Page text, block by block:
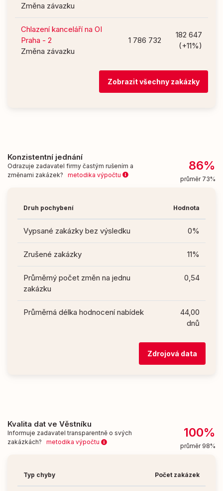
Změna závazku
Chlazení kanceláří na OI
Praha - 2
Změna závazku
1 786 732
182 647
(+11%)
Zobrazit všechny zakázky
Konzistentní jednání
Odrazuje zadavatel firmy častým rušením a
změnami zakázek? metodika výpočtu
86%
průměr 73%
Druh pochybení Hodnota
Vypsané zakázky bez výsledku 0%
Zrušené zakázky 11%
Průměrný počet změn na jednu
zakázku
0,54
Průměrná délka hodnocení nabídek
44,00
dnů
Zdrojová data
Kvalita dat ve Věstníku
Informuje zadavatel transparentně o svých
zakázkách? metodika výpočtu
100%
průměr 98%
Typ chyby Počet zakázek